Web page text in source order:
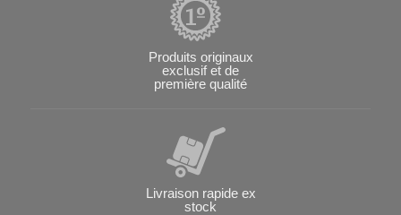
Produits originaux
exclusif et de
première qualité
Livraison rapide ex
stock